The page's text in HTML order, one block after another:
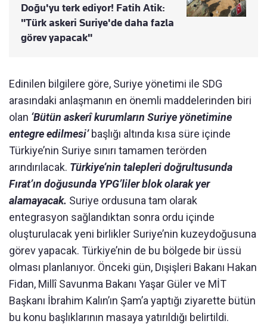
Doğu'yu terk ediyor! Fatih Atik:
"Türk askeri Suriye'de daha fazla
görev yapacak"
Edinilen bilgilere göre, Suriye yönetimi ile SDG
arasındaki anlaşmanın en önemli maddelerinden biri
olan ‘Bütün askerî kurumların Suriye yönetimine
entegre edilmesi’ başlığı altında kısa süre içinde
Türkiye’nin Suriye sınırı tamamen terörden
arındırılacak. Türkiye’nin talepleri doğrultusunda
Fırat’ın doğusunda YPG’liler blok olarak yer
alamayacak. Suriye ordusuna tam olarak
entegrasyon sağlandıktan sonra ordu içinde
oluşturulacak yeni birlikler Suriye’nin kuzeydoğusuna
görev yapacak. Türkiye’nin de bu bölgede bir üssü
olması planlanıyor. Önceki gün, Dışişleri Bakanı Hakan
Fidan, Millî Savunma Bakanı Yaşar Güler ve MİT
Başkanı İbrahim Kalın’ın Şam’a yaptığı ziyarette bütün
bu konu başlıklarının masaya yatırıldığı belirtildi.